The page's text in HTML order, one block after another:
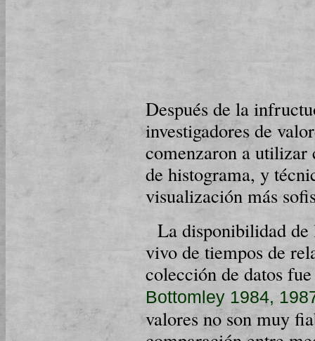
Después de la
investigadores de
comenzaron a utilizar
de histograma, y
visualización más
La disponibilidad de
vivo de tiempos de
colección de datos
Bottomley 1984,
valores no son muy